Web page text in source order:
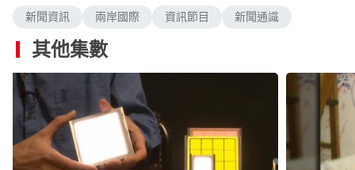
新聞資訊 兩岸國際 資訊節目 新聞通識
其他集數